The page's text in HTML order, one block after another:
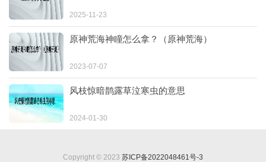
2025-11-23
原神荒海神瞳怎么拿？（原神荒海）
2023-07-07
风枝惊暗鹊露草泣寒虫的意思
2024-01-30
Copyright © 2023 苏ICP备2022048461号-3